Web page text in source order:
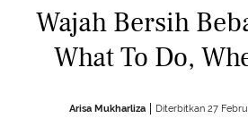
Wajah Bersih
What To Do,
Arisa Mukharliza Diterbitkan 27